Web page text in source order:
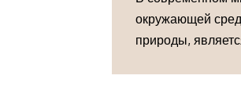
окружающей
природы,